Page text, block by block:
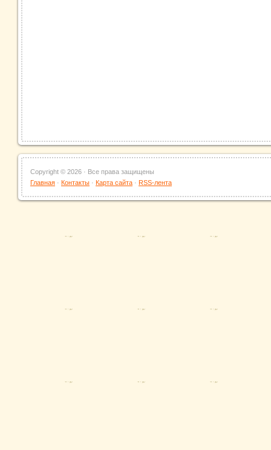
Copyright © 2026 · Все права защищены
Главная · Контакты · Карта сайта · RSS-лента